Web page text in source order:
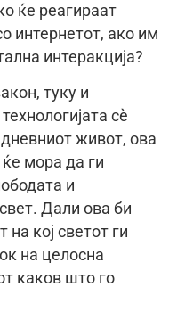
ќе реагираат
интернетот, ако им
интеракција?
туку и
сè
живот, ова
мора да ги
и
Дали ова би
на кој светот ги
на целосна
каков што го